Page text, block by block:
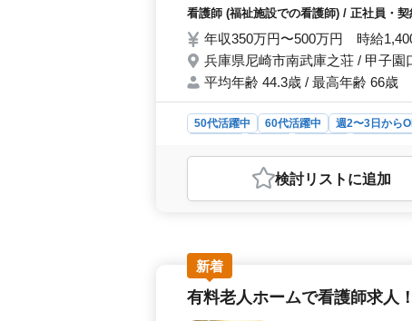
一緒にお手伝いしません
看護師 (福祉施設での看護師) / 正社員・
年収350万円〜500万円 時給
兵庫県尼崎市南武庫之荘 / 甲子園
平均年齢 44.3歳 / 最高年齢 66歳
50代活躍中 60代活躍中 週2〜3日から
おすすめポイント
＜50代以上の看護師が活躍中！60代
て利用者の方々に安心と笑顔を届け
用者の方々が自分らしく輝けるよう、
もその一翼を担い、利用者の方々と共
可能な方は優遇されるなど、働きや
検討リスト に追加
新着
有料老人ホームで看護師求人